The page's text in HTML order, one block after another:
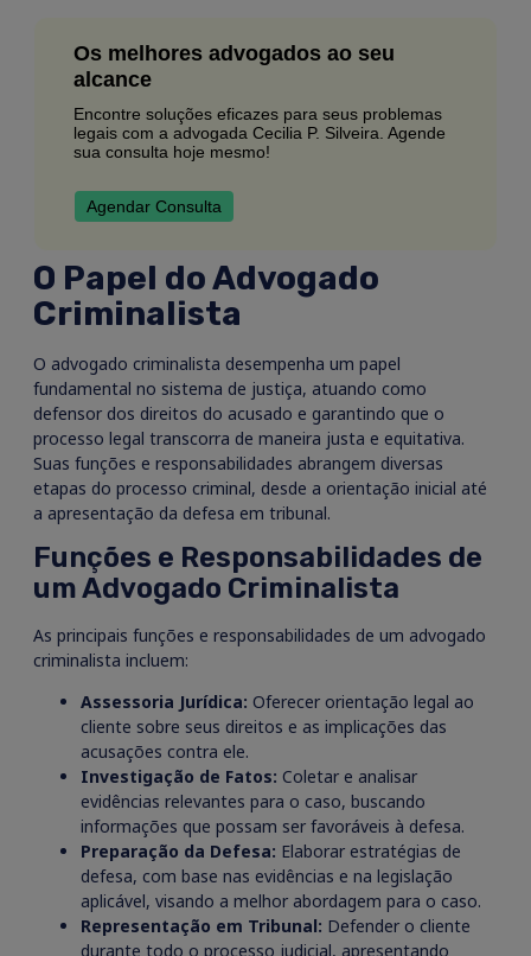
Os melhores advogados ao seu
alcance
Encontre soluções eficazes para seus problemas
legais com a advogada Cecilia P. Silveira. Agende
sua consulta hoje mesmo!
Agendar Consulta
O Papel do Advogado
Criminalista
O advogado criminalista desempenha um papel
fundamental no sistema de justiça, atuando como
defensor dos direitos do acusado e garantindo que o
processo legal transcorra de maneira justa e equitativa.
Suas funções e responsabilidades abrangem diversas
etapas do processo criminal, desde a orientação inicial até
a apresentação da defesa em tribunal.
Funções e Responsabilidades de
um Advogado Criminalista
As principais funções e responsabilidades de um advogado
criminalista incluem:
Assessoria Jurídica: Oferecer orientação legal ao
cliente sobre seus direitos e as implicações das
acusações contra ele.
Investigação de Fatos: Coletar e analisar
evidências relevantes para o caso, buscando
informações que possam ser favoráveis à defesa.
Preparação da Defesa: Elaborar estratégias de
defesa, com base nas evidências e na legislação
aplicável, visando a melhor abordagem para o caso.
Representação em Tribunal: Defender o cliente
durante todo o processo judicial, apresentando